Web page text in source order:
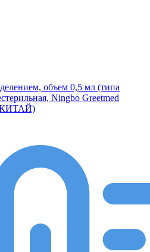
объем 0,5 мл (типа
Ningbo Greetmed
(КИТАЙ)